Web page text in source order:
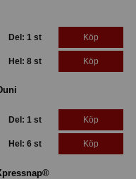
Del: 1 st Köp
Hel: 8 st Köp
Del: 1 st Köp
Hel: 6 st Köp